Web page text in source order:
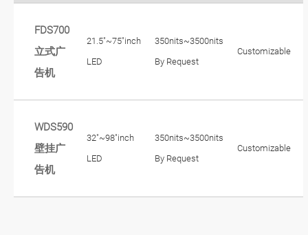
FDS700
立式广
告机
21.5"~75"inch
LED
350nits~3500nits
By Request
Customizable
WDS590
壁挂广
告机
32"~98"inch
LED
350nits~3500nits
By Request
Customizable